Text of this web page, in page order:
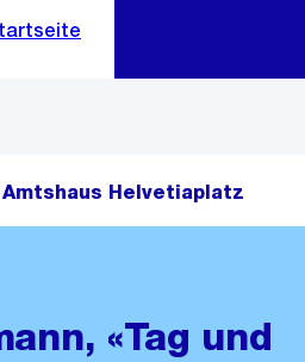
ein
Amtshaus Helvetiaplatz
«Tag und